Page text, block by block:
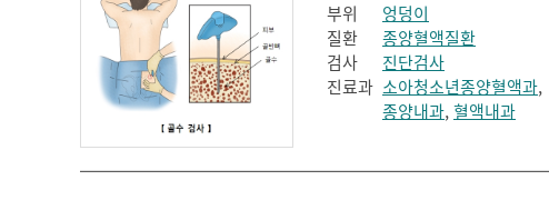
부위
엉덩이
질환
종양혈액질환
검사
진단검사
진료과 소아청소년종양혈액과,
종양내과,혈액내과